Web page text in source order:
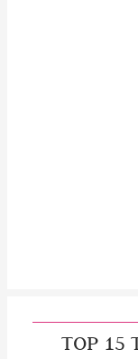
TOP 15